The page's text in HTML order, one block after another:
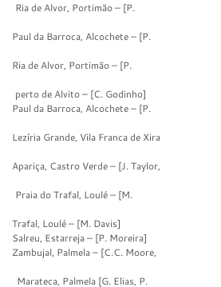
de Alvor, Portimão – [P.
da Barroca, Alcochete – [P.
de Alvor, Portimão – [P.
de Alvito – [C. Godinho]
da Barroca, Alcochete – [P.
Grande, Vila Franca de Xira
Castro Verde – [J. Taylor,
do Trafal, Loulé – [M.
Loulé – [M. Davis]
Estarreja – [P. Moreira]
Palmela – [C.C. Moore,
Palmela [G. Elias, P.